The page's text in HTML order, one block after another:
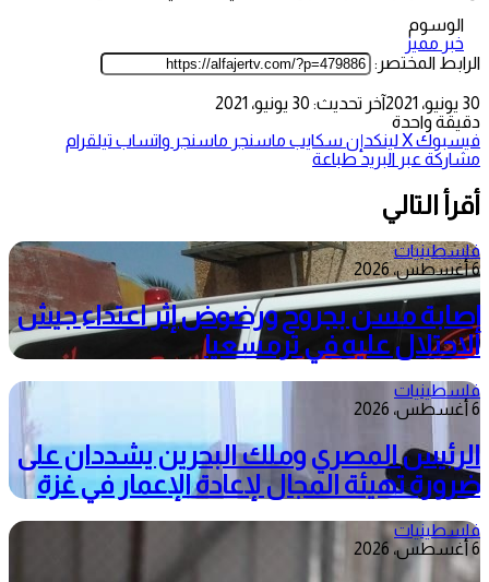
الوسوم
خبر مميز
الرابط المختصر:
30 يونيو، 2021
آخر تحديث: 30 يونيو، 2021
دقيقة واحدة
فيسبوك‫Xلينكدإن سكايب ماسنجر ماسنجر واتساب تيلقرام
مشاركة عبر البريد طباعة
أقرأ التالي
فلسطينيات
6 أغسطس، 2026
إصابة مسن بجروح ورضوض إثر اعتداء جيش
الاحتلال عليه في ترمسعيا
فلسطينيات
6 أغسطس، 2026
الرئيس المصري وملك البحرين يشددان على
ضرورة تهيئة المجال لإعادة الإعمار في غزة
فلسطينيات
6 أغسطس، 2026